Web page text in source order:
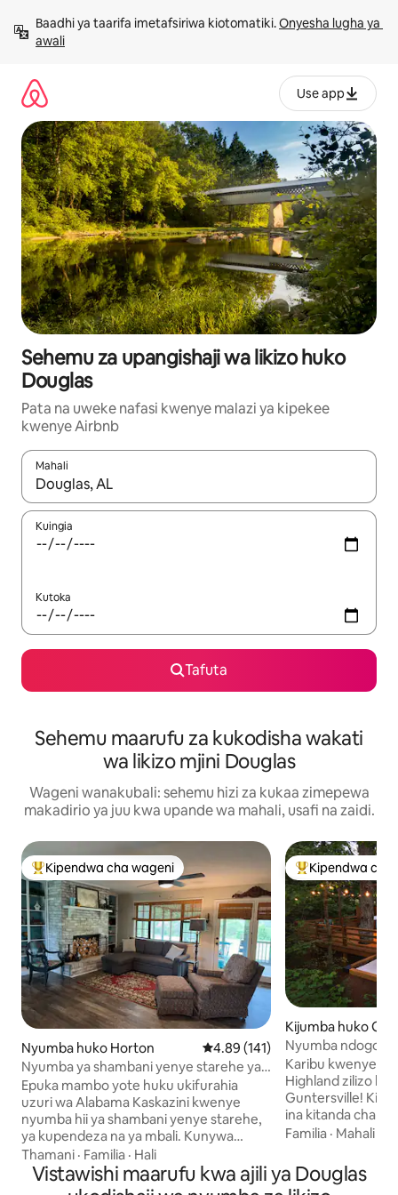
kwenda
kwenye
Baadhi ya taarifa imetafsiriwa kiotomatiki. Onyesha lugha ya
awali
Use app
Sehemu za upangishaji wa likizo huko
Douglas
Pata na uweke nafasi kwenye malazi ya kipekee
kwenye Airbnb
Mahali
Wakati matokeo yanapatikana, vinjari kwa kutumia vitufe vya
Kuingia
Kutoka
Tafuta
Sehemu maarufu za kukodisha wakati
wa likizo mjini Douglas
Wageni wanakubali: sehemu hizi za kukaa zimepewa
makadirio ya juu kwa upande wa mahali, usafi na zaidi.
Kipendwa maarufu cha wageni
Kipendwa cha wageni
Nyumba huko Horton Ukadiriaji wa wastani wa 4.89
4.89 (141)
Nyumba ya shambani yenye starehe ya
Ponderosa.
Epuka mambo yote huku ukifurahia
uzuri wa Alabama Kaskazini kwenye
nyumba hii ya shambani yenye starehe,
ya kupendeza na ya mbali. Kunywa
kahawa kwenye baraza kubwa lenye
pazia linalotazama mandhari tulivu.
Nyumba iko umbali mfupi wa kuendesha
Thamani · Familia · Hali
Kipendwa
Kipendwa cha
Kijumba huko
Nyumba ndogo
iliyo na kitanda
maji moto!
Karibu kwenye
Highland zilizo
Guntersville! Kila
ina kitanda cha
kilichojengewa
cha jikoni kilicho
kutengeneza
Familia · Mahali
Vistawishi maarufu kwa ajili ya Douglas